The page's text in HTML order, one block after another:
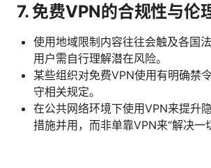
7. 免费VPN的合规性与伦
使用地域限制内容往往会触及各国法
用户需自行理解潜在风险。
某些组织对免费VPN使用有明确禁
守相关规定。
在公共网络环境下使用VPN来提升
措施并用，而非单靠VPN来“解决一